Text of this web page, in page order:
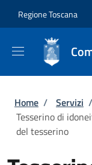
Regione Toscana
Briciole
Home / Servizi /
Tesserino di
del tesserino